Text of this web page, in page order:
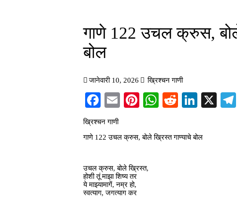
गाणे 122 उचल क्रुस,
बोल
जानेवारी 10, 2026 ख्रिश्चन गाणी
Facebook
EmailPinterest
WhatsApp
Reddit X
ख्रिश्चन गाणी
गाणे 122 उचल क्रुस, बोले ख्रिस्त गाण्याचे बोल
उचल क्रुस, बोले ख्रिस्त,
होशी तूं माझा शिष्य तर
ये माझ्यामागें, नम्र हो,
स्वत्याग, जगत्याग कर